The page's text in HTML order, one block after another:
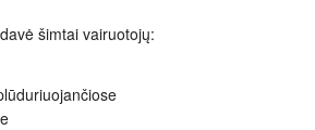
šimtai vairuotojų: